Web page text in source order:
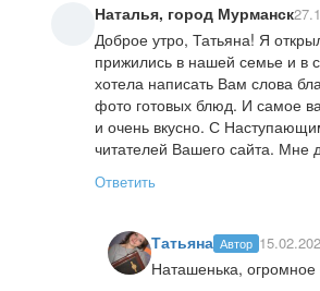
Наталья, город Мурманск
Доброе утро, Татьяна! Я
прижились в нашей семье и в
хотела написать Вам слова
фото готовых блюд. И самое
и очень вкусно. С
читателей Вашего сайта. Мне
Ответить
Татьяна Автор
Наташенька,